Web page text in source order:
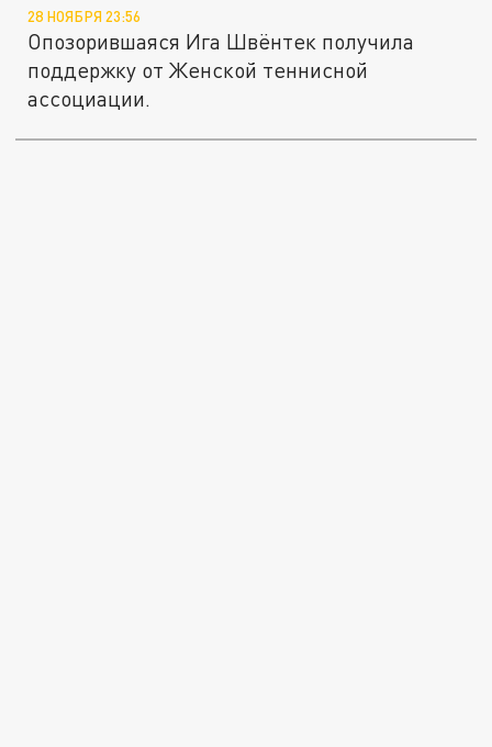
28 НОЯБРЯ 23:56
Опозорившаяся Ига Швёнтек получила
поддержку от Женской теннисной
ассоциации.